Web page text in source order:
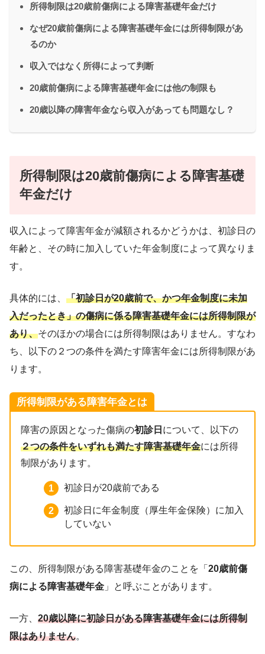
所得制限は20歳前傷病による障害基礎年金だけ
なぜ20歳前傷病による障害基礎年金には所得制限があ
るのか
収入ではなく所得によって判断
20歳前傷病による障害基礎年金には他の制限も
20歳以降の障害年金なら収入があっても問題なし？
所得制限は20歳前傷病による障害基礎
年金だけ
収入によって障害年金が減額されるかどうかは、初診日の
年齢と、その時に加入していた年金制度によって異なりま
す。
具体的には、 「初診日が20歳前で、かつ年金制度に未加
入だったとき」の傷病に係る障害基礎年金には所得制限が
あり、そのほかの場合には所得制限はありません。すなわ
ち、以下の２つの条件を満たす障害年金には所得制限があ
ります。
所得制限がある障害年金とは
障害の原因となった傷病の初診日 について、以下の
２つの条件をいずれも満たす障害基礎年金には所得
制限があります。
初診日が20歳前である
初診日に年金制度（厚生年金保険）に加入
していない
この、所得制限がある障害基礎年金のことを「 20歳前傷
病による障害基礎年金 」と呼ぶことがあります。
一方、 20歳以降に初診日がある障害基礎年金には所得制
限はありません。